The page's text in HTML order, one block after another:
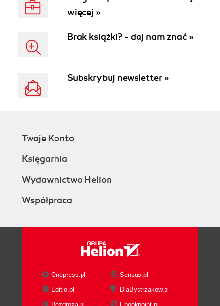
więcej »
Brak książki? - daj nam znać »
Subskrybuj newsletter »
Twoje Konto
Księgarnia
Wydawnictwo Helion
Współpraca
Onepress.pl
Sensus.pl
Editio.pl
DlaBystrzakow.pl
Bezdroza.pl
Ebookpoint.pl